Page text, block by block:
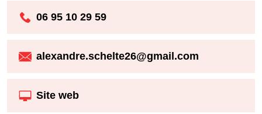
06 95 10 29 59
alexandre.schelte26@gmail.com
Site web